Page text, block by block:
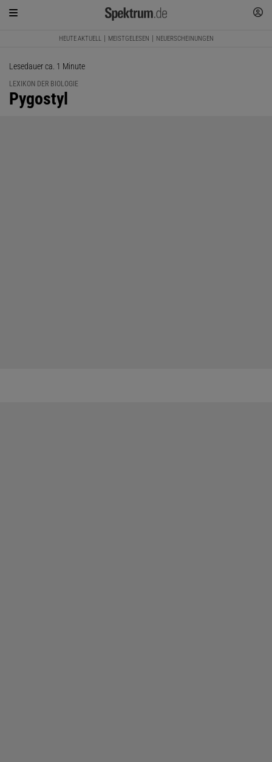
HEUTE AKTUELL MEISTGELESEN NEUERSCHEINUNGEN
Lesedauer ca. 1 Minute
LEXIKON DER BIOLOGIE
:
Pygostyl